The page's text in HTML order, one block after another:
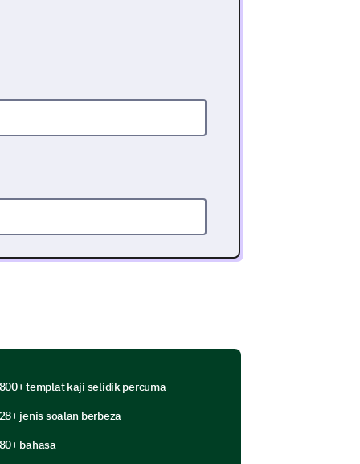
800+ templat kaji selidik percuma
28+ jenis soalan berbeza
80+ bahasa